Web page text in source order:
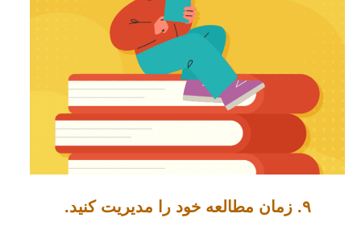
۹. زمان مطالعه خود را مدیریت کنید.